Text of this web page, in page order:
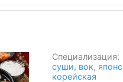
Специализация:
суши, вок,
корейская